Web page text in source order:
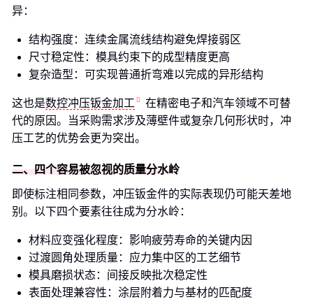
异：
结构强度：连续金属流线结构避免焊接弱区
尺寸稳定性：模具约束下的成型精度更高
复杂造型：可实现普通折弯难以完成的异形结构
这也是数控冲压钣金加工
在精密电子和汽车领域不可替
代的原因。当采购需求涉及薄壁件或复杂几何形状时，冲
压工艺的优势会更为突出。
二、四个容易被忽视的质量分水岭
即使标注相同参数，冲压钣金件的实际表现仍可能天差地
别。以下四个要素往往成为分水岭：
材料应变强化程度：影响疲劳寿命的关键内因
过渡圆角处理质量：应力集中区的工艺细节
模具磨损状态：间接反映批次稳定性
表面处理兼容性：涂层附着力与基材的匹配度